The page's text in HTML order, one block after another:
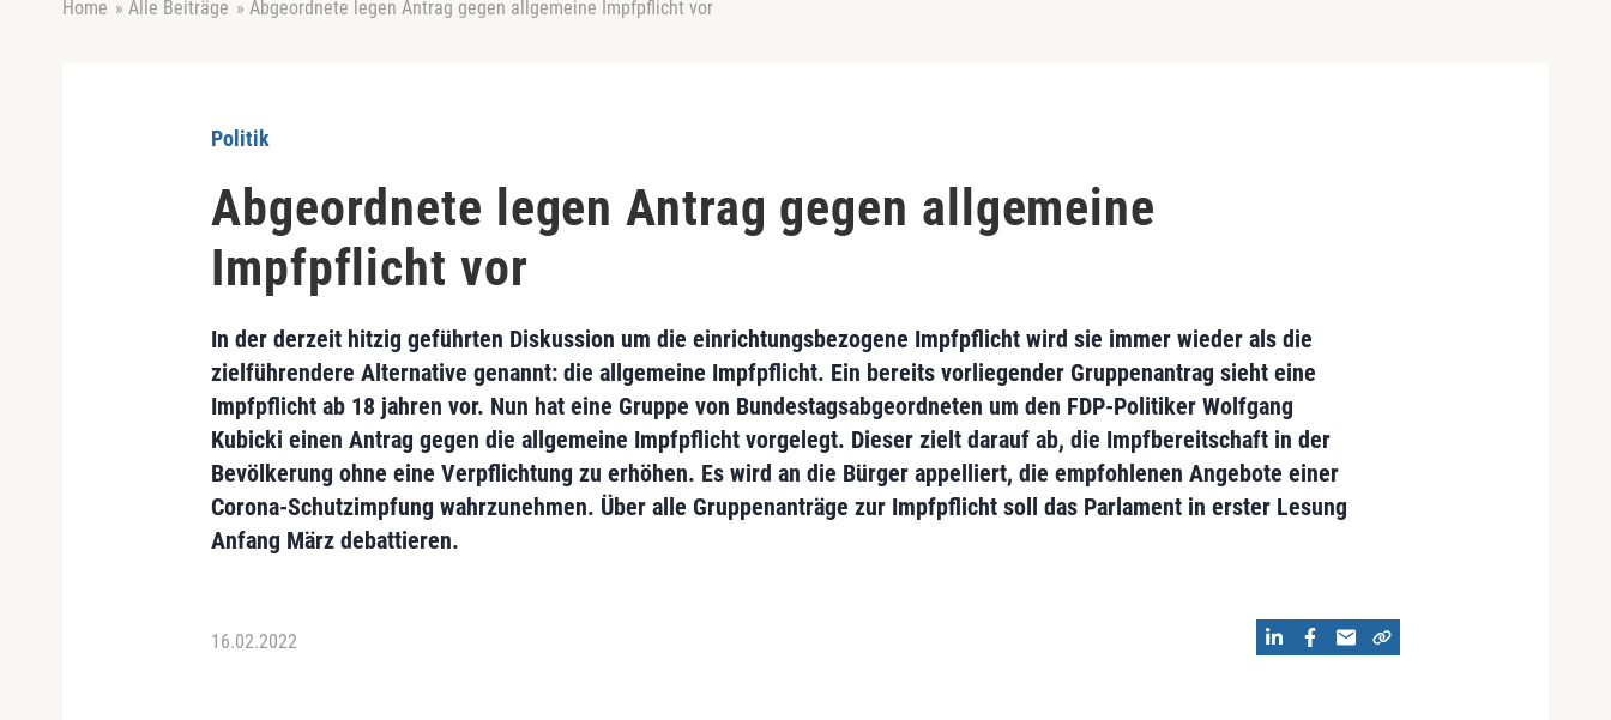
Home » Alle Beiträge » Abgeordnete legen Antrag gegen allgemeine Impfpflicht vor
Politik
Abgeordnete legen Antrag gegen allgemeine
Impfpflicht vor
In der derzeit hitzig geführten Diskussion um die einrichtungsbezogene Impfpflicht wird sie immer wieder als die
zielführendere Alternative genannt: die allgemeine Impfpflicht. Ein bereits vorliegender Gruppenantrag sieht eine
Impfpflicht ab 18 jahren vor. Nun hat eine Gruppe von Bundestagsabgeordneten um den FDP-Politiker Wolfgang
Kubicki einen Antrag gegen die allgemeine Impfpflicht vorgelegt. Dieser zielt darauf ab, die Impfbereitschaft in der
Bevölkerung ohne eine Verpflichtung zu erhöhen. Es wird an die Bürger appelliert, die empfohlenen Angebote einer
Corona-Schutzimpfung wahrzunehmen. Über alle Gruppenanträge zur Impfpflicht soll das Parlament in erster Lesung
Anfang März debattieren.
16.02.2022